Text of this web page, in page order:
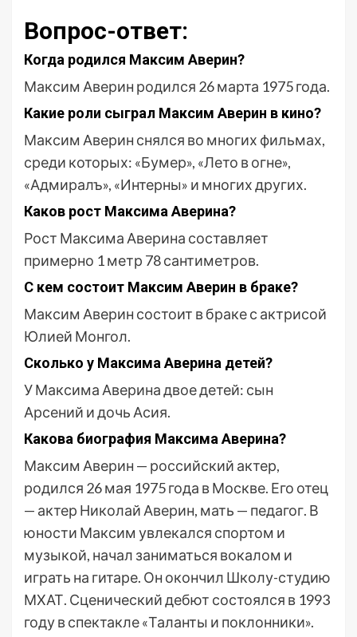
Вопрос-ответ:
Когда родился Максим Аверин?
Максим Аверин родился 26 марта 1975 года.
Какие роли сыграл Максим Аверин в кино?
Максим Аверин снялся во многих фильмах,
среди которых: «Бумер», «Лето в огне»,
«Адмиралъ», «Интерны» и многих других.
Каков рост Максима Аверина?
Рост Максима Аверина составляет
примерно 1 метр 78 сантиметров.
С кем состоит Максим Аверин в браке?
Максим Аверин состоит в браке с актрисой
Юлией Монгол.
Сколько у Максима Аверина детей?
У Максима Аверина двое детей: сын
Арсений и дочь Асия.
Какова биография Максима Аверина?
Максим Аверин — российский актер,
родился 26 мая 1975 года в Москве. Его отец
— актер Николай Аверин, мать — педагог. В
юности Максим увлекался спортом и
музыкой, начал заниматься вокалом и
играть на гитаре. Он окончил Школу-студию
МХАТ. Сценический дебют состоялся в 1993
году в спектакле «Таланты и поклонники».